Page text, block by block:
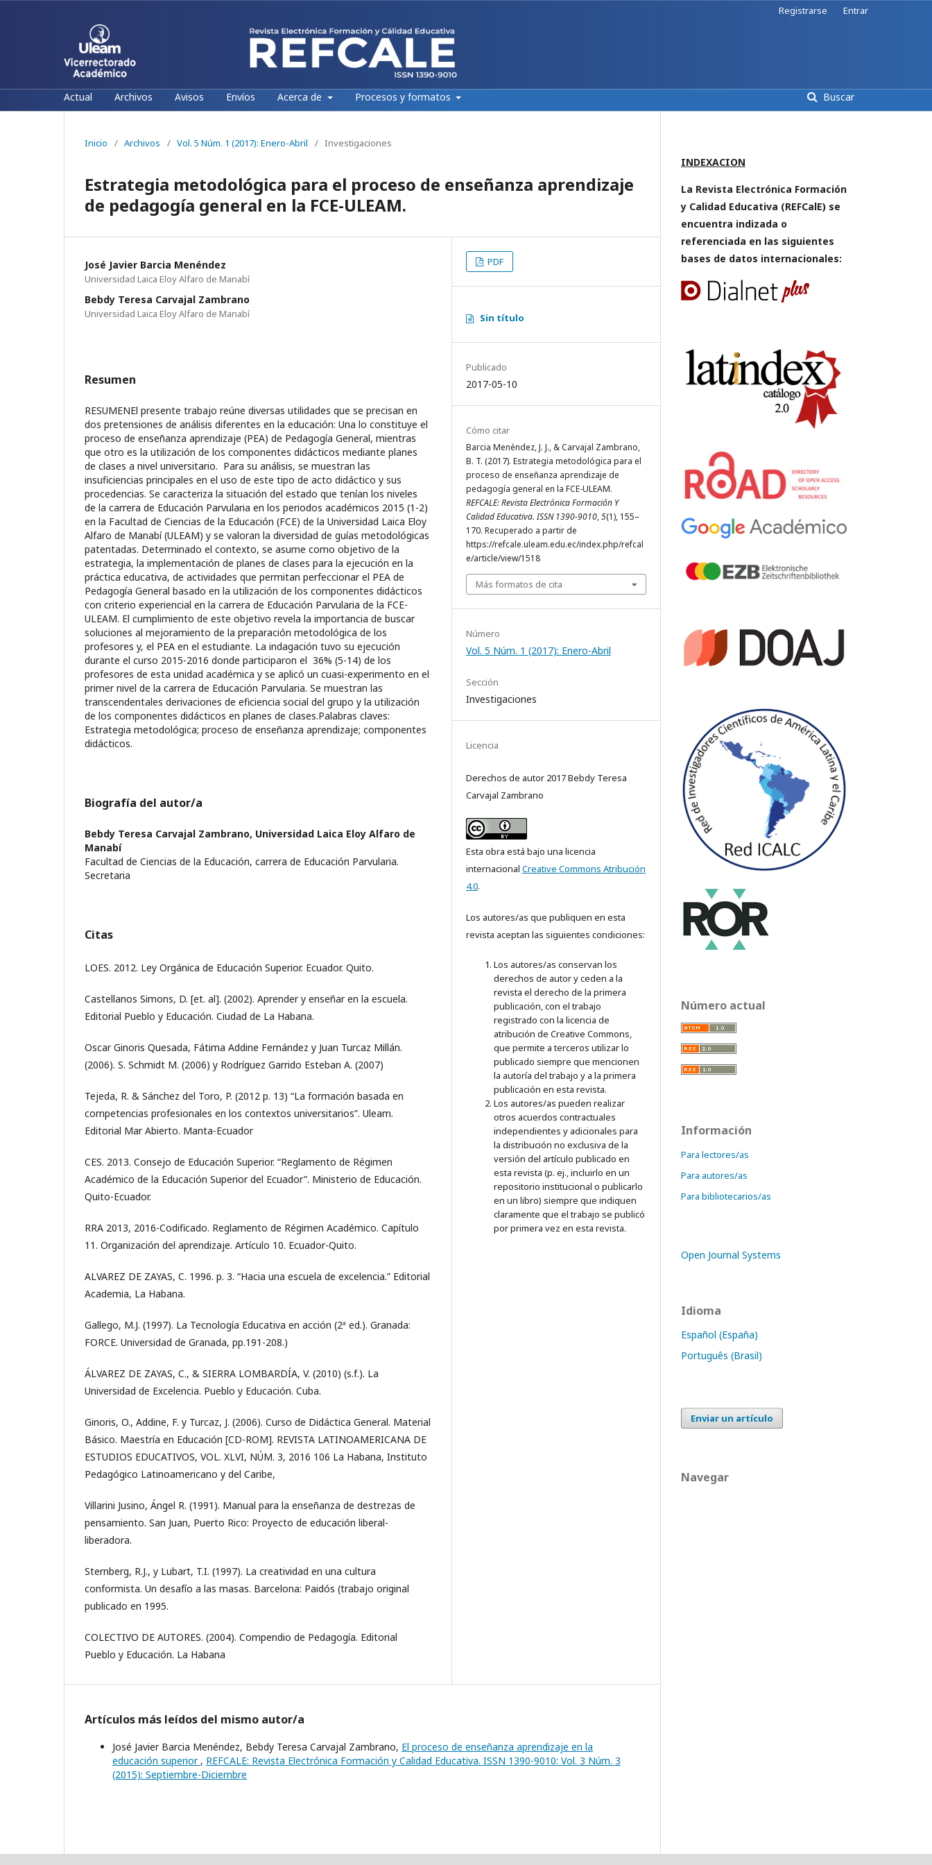
Actual Archivos Avisos Envíos Acerca de Procesos y formatos Buscar
Registrarse Entrar
Inicio / Archivos / Vol. 5 Núm. 1 (2017): Enero-Abril / Investigaciones
Estrategia metodológica para el proceso de enseñanza aprendizaje
de pedagogía general en la FCE-ULEAM.
José Javier Barcia Menéndez
Universidad Laica Eloy Alfaro de Manabí
Bebdy Teresa Carvajal Zambrano
Universidad Laica Eloy Alfaro de Manabí
Resumen
RESUMENEl presente trabajo reúne diversas utilidades que se precisan en
dos pretensiones de análisis diferentes en la educación: Una lo constituye el
proceso de enseñanza aprendizaje (PEA) de Pedagogía General, mientras
que otro es la utilización de los componentes didácticos mediante planes
de clases a nivel universitario. Para su análisis, se muestran las
insuficiencias principales en el uso de este tipo de acto didáctico y sus
procedencias. Se caracteriza la situación del estado que tenían los niveles
de la carrera de Educación Parvularia en los periodos académicos 2015 (1-2)
en la Facultad de Ciencias de la Educación (FCE) de la Universidad Laica Eloy
Alfaro de Manabí (ULEAM) y se valoran la diversidad de guías metodológicas
patentadas. Determinado el contexto, se asume como objetivo de la
estrategia, la implementación de planes de clases para la ejecución en la
práctica educativa, de actividades que permitan perfeccionar el PEA de
Pedagogía General basado en la utilización de los componentes didácticos
con criterio experiencial en la carrera de Educación Parvularia de la FCE-
ULEAM. El cumplimiento de este objetivo revela la importancia de buscar
soluciones al mejoramiento de la preparación metodológica de los
profesores y, el PEA en el estudiante. La indagación tuvo su ejecución
durante el curso 2015-2016 donde participaron el 36% (5-14) de los
profesores de esta unidad académica y se aplicó un cuasi-experimento en el
primer nivel de la carrera de Educación Parvularia. Se muestran las
transcendentales derivaciones de eficiencia social del grupo y la utilización
de los componentes didácticos en planes de clases.Palabras claves:
Estrategia metodológica; proceso de enseñanza aprendizaje; componentes
didácticos.
Biografía del autor/a
Bebdy Teresa Carvajal Zambrano, Universidad Laica Eloy Alfaro de
Manabí
Facultad de Ciencias de la Educación, carrera de Educación Parvularia.
Secretaria
Citas
LOES. 2012. Ley Orgánica de Educación Superior. Ecuador. Quito.
Castellanos Simons, D. [et. al]. (2002). Aprender y enseñar en la escuela.
Editorial Pueblo y Educación. Ciudad de La Habana.
Oscar Ginoris Quesada, Fátima Addine Fernández y Juan Turcaz Millán.
(2006). S. Schmidt M. (2006) y Rodríguez Garrido Esteban A. (2007)
Tejeda, R. & Sánchez del Toro, P. (2012 p. 13) “La formación basada en
competencias profesionales en los contextos universitarios”. Uleam.
Editorial Mar Abierto. Manta-Ecuador
CES. 2013. Consejo de Educación Superior. “Reglamento de Régimen
Académico de la Educación Superior del Ecuador”. Ministerio de Educación.
Quito-Ecuador.
RRA 2013, 2016-Codificado. Reglamento de Régimen Académico. Capítulo
11. Organización del aprendizaje. Artículo 10. Ecuador-Quito.
ALVAREZ DE ZAYAS, C. 1996. p. 3. “Hacia una escuela de excelencia.” Editorial
Academia, La Habana.
Gallego, M.J. (1997). La Tecnología Educativa en acción (2ª ed.). Granada:
FORCE. Universidad de Granada, pp.191-208.)
ÁLVAREZ DE ZAYAS, C., & SIERRA LOMBARDÍA, V. (2010) (s.f.). La
Universidad de Excelencia. Pueblo y Educación. Cuba.
Ginoris, O., Addine, F. y Turcaz, J. (2006). Curso de Didáctica General. Material
Básico. Maestría en Educación [CD-ROM]. REVISTA LATINOAMERICANA DE
ESTUDIOS EDUCATIVOS, VOL. XLVI, NÚM. 3, 2016 106 La Habana, Instituto
Pedagógico Latinoamericano y del Caribe,
Villarini Jusino, Ángel R. (1991). Manual para la enseñanza de destrezas de
pensamiento. San Juan, Puerto Rico: Proyecto de educación liberal-
liberadora.
Sternberg, R.J., y Lubart, T.I. (1997). La creatividad en una cultura
conformista. Un desafío a las masas. Barcelona: Paidós (trabajo original
publicado en 1995.
COLECTIVO DE AUTORES. (2004). Compendio de Pedagogía. Editorial
Pueblo y Educación. La Habana
PDF
Sin título
Publicado
2017-05-10
Cómo citar
Barcia Menéndez, J. J., & Carvajal Zambrano,
B. T. (2017). Estrategia metodológica para el
proceso de enseñanza aprendizaje de
pedagogía general en la FCE-ULEAM.
REFCALE: Revista Electrónica Formación Y
Calidad Educativa. ISSN 1390-9010,5(1), 155–
170. Recuperado a partir de
https://refcale.uleam.edu.ec/index.php/refcal
e/article/view/1518
Más formatos de cita
Número
Vol. 5 Núm. 1 (2017): Enero-Abril
Sección
Investigaciones
Licencia
Derechos de autor 2017 Bebdy Teresa
Carvajal Zambrano
Esta obra está bajo una licencia
internacional Creative Commons Atribución
4.0.
Los autores/as que publiquen en esta
revista aceptan las siguientes condiciones:
Los autores/as conservan los
derechos de autor y ceden a la
revista el derecho de la primera
publicación, con el trabajo
registrado con la licencia de
atribución de Creative Commons,
que permite a terceros utilizar lo
publicado siempre que mencionen
la autoría del trabajo y a la primera
publicación en esta revista.
Los autores/as pueden realizar
otros acuerdos contractuales
independientes y adicionales para
la distribución no exclusiva de la
versión del artículo publicado en
esta revista (p. ej., incluirlo en un
repositorio institucional o publicarlo
en un libro) siempre que indiquen
claramente que el trabajo se publicó
por primera vez en esta revista.
Artículos más leídos del mismo autor/a
José Javier Barcia Menéndez, Bebdy Teresa Carvajal Zambrano, El proceso de enseñanza aprendizaje en la
educación superior , REFCALE: Revista Electrónica Formación y Calidad Educativa. ISSN 1390-9010: Vol. 3 Núm. 3
(2015): Septiembre-Diciembre
INDEXACION
La Revista Electrónica Formación
y Calidad Educativa (REFCalE) se
encuentra indizada o
referenciada en las siguientes
bases de datos internacionales:
Número actual
Información
Para lectores/as
Para autores/as
Para bibliotecarios/as
Open Journal Systems
Idioma
Español (España)
Português (Brasil)
Enviar un artículo
Navegar